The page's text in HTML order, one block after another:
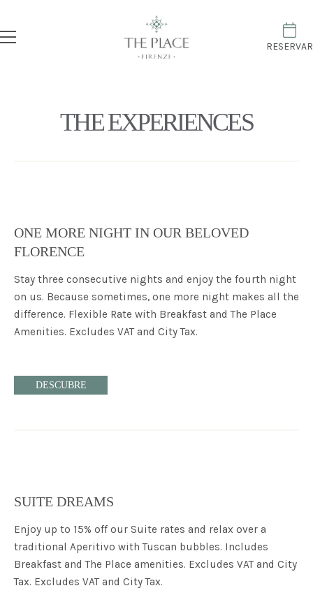
RESERVAR
THE EXPERIENCES
ONE MORE NIGHT IN OUR BELOVED
FLORENCE
Stay three consecutive nights and enjoy the fourth night
on us. Because sometimes, one more night makes all the
difference. Flexible Rate with Breakfast and The Place
Amenities. Excludes VAT and City Tax.
DESCUBRE
SUITE DREAMS
Enjoy up to 15% off our Suite rates and relax over a
traditional Aperitivo with Tuscan bubbles. Includes
Breakfast and The Place amenities. Excludes VAT and City
Tax. Excludes VAT and City Tax.